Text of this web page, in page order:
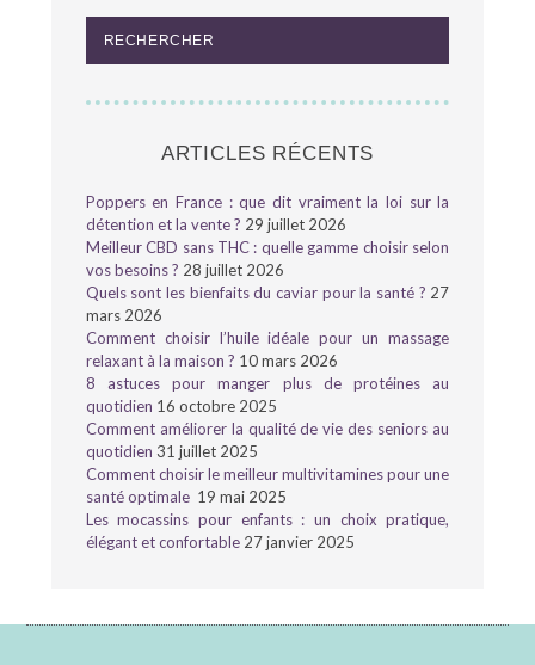
ARTICLES RÉCENTS
Poppers en France : que dit vraiment la loi sur la
détention et la vente ? 29 juillet 2026
Meilleur CBD sans THC : quelle gamme choisir selon
vos besoins ? 28 juillet 2026
Quels sont les bienfaits du caviar pour la santé ? 27
mars 2026
Comment choisir l’huile idéale pour un massage
relaxant à la maison ? 10 mars 2026
8 astuces pour manger plus de protéines au
quotidien 16 octobre 2025
Comment améliorer la qualité de vie des seniors au
quotidien 31 juillet 2025
Comment choisir le meilleur multivitamines pour une
santé optimale 19 mai 2025
Les mocassins pour enfants : un choix pratique,
élégant et confortable 27 janvier 2025